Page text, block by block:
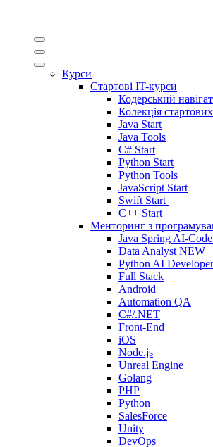
Курси
Стартові IT-курси
Кодерський
Колекція
Java Start
Java Tools
C# Start
Python Start
Python Tools
JavaScript Start
Swift Start
C++ Start
Менторинг з
Java Spring AI-
Data Analyst NEW
Python AI Developer
Full Stack
Android
Automation QA
C#/.NET
Front-End
iOS
Node.js
Unreal Engine
Golang
PHP
Python
SalesForce
Unity
DevOps